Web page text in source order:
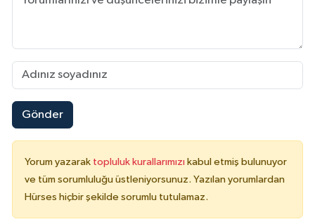
Gönder
Yorum yazarak topluluk kurallarımızı kabul etmiş bulunuyor
ve tüm sorumluluğu üstleniyorsunuz. Yazılan yorumlardan
Hürses hiçbir şekilde sorumlu tutulamaz.